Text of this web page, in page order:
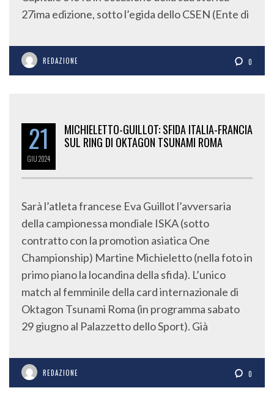
27ima edizione, sotto l’egida dello CSEN (Ente di
REDAZIONE 0
21
GIU2024
MICHIELETTO-GUILLOT: SFIDA ITALIA-FRANCIA
SUL RING DI OKTAGON TSUNAMI ROMA
Sarà l’atleta francese Eva Guillot l’avversaria
della campionessa mondiale ISKA (sotto
contratto con la promotion asiatica One
Championship) Martine Michieletto (nella foto in
primo piano la locandina della sfida). L’unico
match al femminile della card internazionale di
Oktagon Tsunami Roma (in programma sabato
29 giugno al Palazzetto dello Sport). Già
REDAZIONE 0